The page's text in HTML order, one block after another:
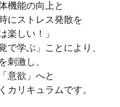
機能の向上と
にストレス発散を
楽しい！」
で学ぶ」ことにより、
刺激し、
意欲」へと
カリキュラムです。